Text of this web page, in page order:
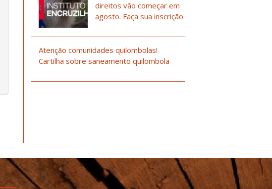
direitos vão começar em
agosto. Faça sua inscrição
Atenção comunidades quilombolas!
Cartilha sobre saneamento quilombola